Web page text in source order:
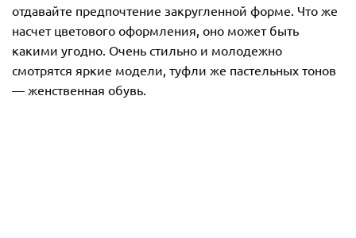
отдавайте предпочтение закругленной форме. Что же
насчет цветового оформления, оно может быть
какими угодно. Очень стильно и молодежно
смотрятся яркие модели, туфли же пастельных тонов
— женственная обувь.